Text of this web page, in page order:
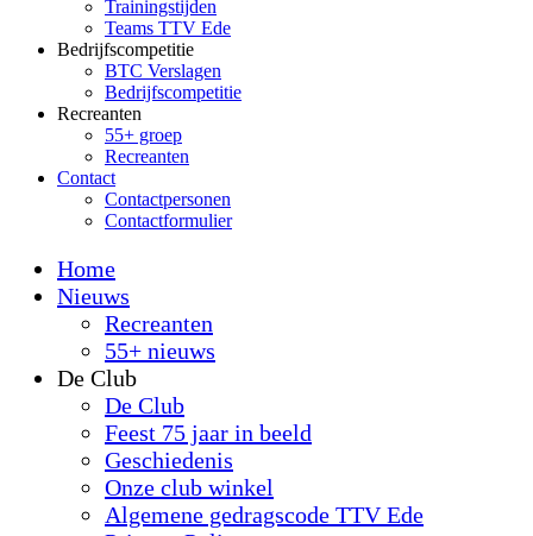
Trainingstijden
Teams TTV Ede
Bedrijfscompetitie
BTC Verslagen
Bedrijfscompetitie
Recreanten
55+ groep
Recreanten
Contact
Contactpersonen
Contactformulier
Home
Nieuws
Recreanten
55+ nieuws
De Club
De Club
Feest 75 jaar in beeld
Geschiedenis
Onze club winkel
Algemene gedragscode TTV Ede